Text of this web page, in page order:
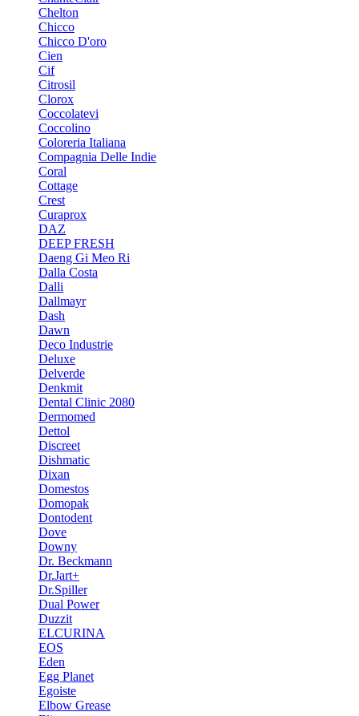
Chelton
Chicco
Chicco D'oro
Cien
Cif
Citrosil
Clorox
Coccolatevi
Coccolino
Coloreria Italiana
Compagnia Delle Indie
Coral
Cottage
Crest
Curaprox
DAZ
DEEP FRESH
Daeng Gi Meo Ri
Dalla Costa
Dalli
Dallmayr
Dash
Dawn
Deco Industrie
Deluxe
Delverde
Denkmit
Dental Clinic 2080
Dermomed
Dettol
Discreet
Dishmatic
Dixan
Domestos
Domopak
Dontodent
Dove
Downy
Dr. Beckmann
Dr.Jart+
Dr.Spiller
Dual Power
Duzzit
ELCURINA
EOS
Eden
Egg Planet
Egoiste
Elbow Grease